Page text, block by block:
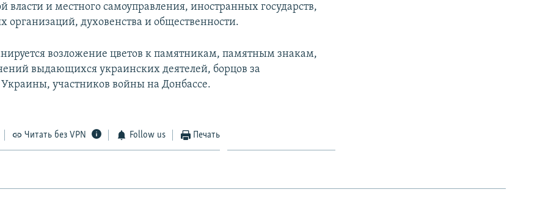
власти и местного самоуправления, иностранных государств,
организаций, духовенства и общественности.
возложение цветов к памятникам, памятным знакам,
выдающихся украинских деятелей, борцов за
участников войны на Донбассе.
Читать без VPN Follow us Печать